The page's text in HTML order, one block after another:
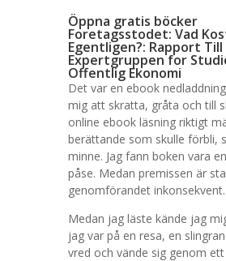
Öppna gratis böcker
Foretagsstodet: Vad
Egentligen?: Rapport Till
Expertgruppen for
Offentlig Ekonomi
Det var en ebook
mig att skratta, gråta och till
online ebook läsning riktigt
berättande som skulle förbli,
minne. Jag fann boken vara
påse. Medan premissen är
genomförandet inkonsekvent.
Medan jag läste kände jag
jag var på en resa, en
vred och vände sig genom